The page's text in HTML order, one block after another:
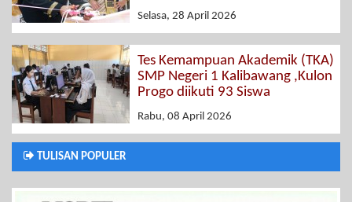
Selasa, 28 April 2026
Tes Kemampuan Akademik (TKA)
SMP Negeri 1 Kalibawang ,Kulon
Progo diikuti 93 Siswa
Rabu, 08 April 2026
TULISAN POPULER